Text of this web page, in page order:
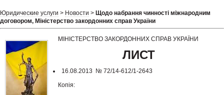
Юридические услуги > Новости > Щодо набрання чинності міжнародним
договором, Міністерство закордонних справ України
МІНІСТЕРСТВО ЗАКОРДОННИХ СПРАВ УКРАЇНИ
ЛИСТ
16.08.2013 № 72/14-612/1-2643
Копія: